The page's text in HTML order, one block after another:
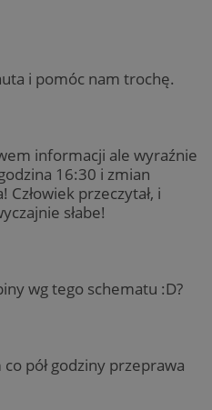
i pomóc nam trochę.
informacji ale wyraźnie
16:30 i zmian
przeczytał, i
słabe!
wg tego schematu :D?
pół godziny przeprawa